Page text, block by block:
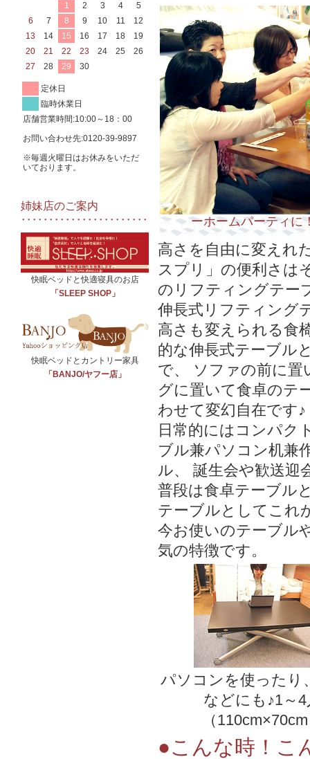
1
2 3 4
5
6
7 8 9 10 11
12
13
14 15 16 17 18
19
20
21 22 23 24 25
26
27
28 29 30
定休日
臨時休業日
店舗営業時間:10:00～18：00
お問い合わせ先:0120-39-9897
※毎週火曜日はお休みをいただ
いております。
姉妹店のご案内
快眠ベッドと快適寝具のお店
「SLEEP SHOP」
快眠ベッドとカントリー家具
「BANJO/ヤフー店」
ーホームパーティに
高さを自由に変えれ
スプリ」の便利さは
のリフティングテー
伸長式リフティング
高さも変えられる食
的な伸長式テーブル
で、 ソファの前に
グに置いて食卓のテ
わせて変幻自在です
日常的にはコンパク
ブル兼パソコン机兼
ル、 誕生会や歓送迎
普段は食卓テーブル
テーブルとしてこれ
今お使いのテーブル
気の特徴です。
パソコンを使ったり
などにも♪1～4
（
●こんな時！こ